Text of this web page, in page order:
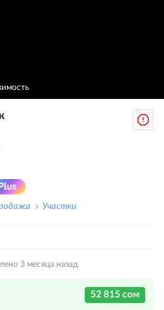
Участки
3 месяца назад
52 815 сом